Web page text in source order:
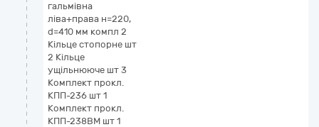
гальмівна
ліва+права н=220,
d=410 мм компл 2
Кільце стопорне шт
2 Кільце
ущільнююче шт 3
Комплект прокл.
КПП-236 шт 1
Комплект прокл.
КПП-238ВМ шт 1